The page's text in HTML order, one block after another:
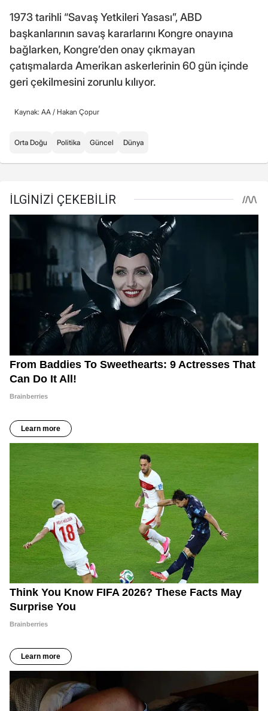
1973 tarihli “Savaş Yetkileri Yasası”, ABD
başkanlarının savaş kararlarını Kongre onayına
bağlarken, Kongre’den onay çıkmayan
çatışmalarda Amerikan askerlerinin 60 gün içinde
geri çekilmesini zorunlu kılıyor.
Kaynak: AA / Hakan Çopur
Orta Doğu Politika Güncel Dünya